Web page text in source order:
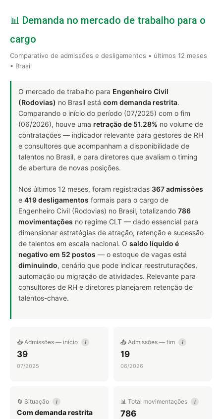
📊 Demanda no mercado de trabalho para o
cargo
Comparativo de admissões e desligamentos • últimos 12 meses
• Brasil
O mercado de trabalho para Engenheiro Civil
(Rodovias) no Brasil está com demanda restrita.
Comparando o início do período (07/2025) com o fim
(06/2026), houve uma retração de 51.28% no volume de
contratações — indicador relevante para gestores de RH
e consultores que acompanham a disponibilidade de
talentos no Brasil, e para diretores que avaliam o timing
de abertura de novas posições.
Nos últimos 12 meses, foram registradas 367 admissões
e 419 desligamentos formais para o cargo de
Engenheiro Civil (Rodovias) no Brasil, totalizando 786
movimentações no regime CLT — dado essencial para
dimensionar estratégias de atração, retenção e sucessão
de talentos em escala nacional. O saldo líquido é
negativo em 52 postos — o estoque de vagas está
diminuindo, cenário que pode indicar reestruturações,
automação ou migração de atividades. Relevante para
consultores de RH e diretores planejarem retenção de
talentos-chave.
📥 Admissões — início i
39
07/2025
📤 Admissões — fim i
19
06/2026
🔄 Situação i
Com demanda restrita
📊 Total movimentações i
786